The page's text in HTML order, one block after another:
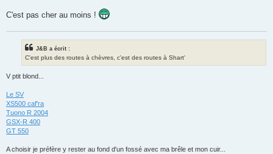
e
C'est pas cher au moins !
J&B a écrit :
C'est plus des routes à chèvres, c'est des routes à Shart'
V ptit blond...
Le SV
XS500 caf'ra
Tuono R 2004
GSX-R 400
GT 550
A choisir je préfère y rester au fond d'un fossé avec ma brêle et mon cuir...